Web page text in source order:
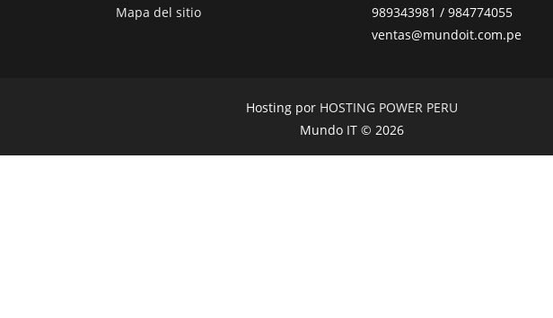
Mapa del sitio
989343981 / 984774055
ventas@mundoit.com.pe
Hosting por HOSTING POWER PERU
Mundo IT © 2026